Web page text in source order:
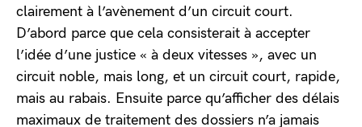
clairement à l’avènement d’un circuit court.
D’abord parce que cela consisterait à accepter
l’idée d’une justice « à deux vitesses », avec un
circuit noble, mais long, et un circuit court, rapide,
mais au rabais. Ensuite parce qu’afficher des délais
maximaux de traitement des dossiers n’a jamais